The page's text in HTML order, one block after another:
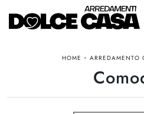
HOME - ARREDAMENTO